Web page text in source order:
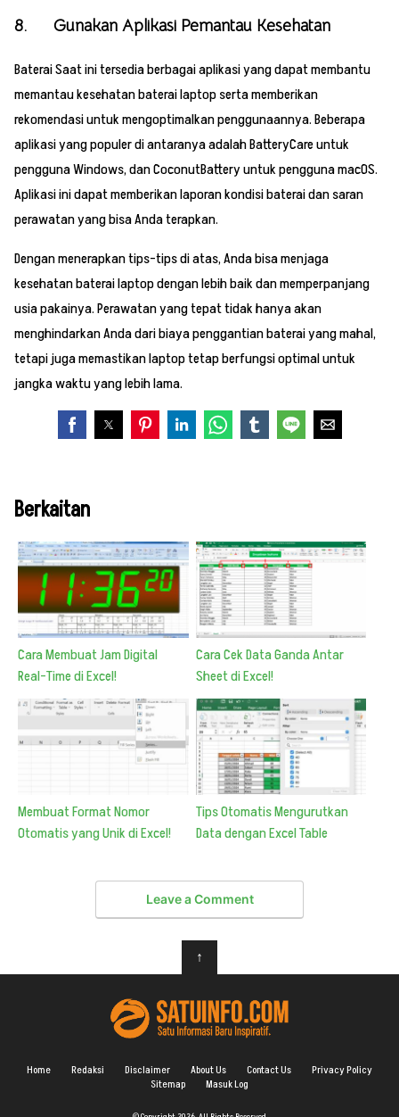
8. Gunakan Aplikasi Pemantau Kesehatan
Baterai Saat ini tersedia berbagai aplikasi yang dapat membantu
memantau kesehatan baterai laptop serta memberikan
rekomendasi untuk mengoptimalkan penggunaannya. Beberapa
aplikasi yang populer di antaranya adalah BatteryCare untuk
pengguna Windows, dan CoconutBattery untuk pengguna macOS.
Aplikasi ini dapat memberikan laporan kondisi baterai dan saran
perawatan yang bisa Anda terapkan.
Dengan menerapkan tips-tips di atas, Anda bisa menjaga
kesehatan baterai laptop dengan lebih baik dan memperpanjang
usia pakainya. Perawatan yang tepat tidak hanya akan
menghindarkan Anda dari biaya penggantian baterai yang mahal,
tetapi juga memastikan laptop tetap berfungsi optimal untuk
jangka waktu yang lebih lama.
Berkaitan
Cara Membuat Jam Digital
Real-Time di Excel!
Cara Cek Data Ganda Antar
Sheet di Excel!
Membuat Format Nomor
Otomatis yang Unik di Excel!
Tips Otomatis Mengurutkan
Data dengan Excel Table
Leave a Comment
↑
Home Redaksi Disclaimer About Us Contact Us
Privacy Policy
Sitemap
Masuk Log